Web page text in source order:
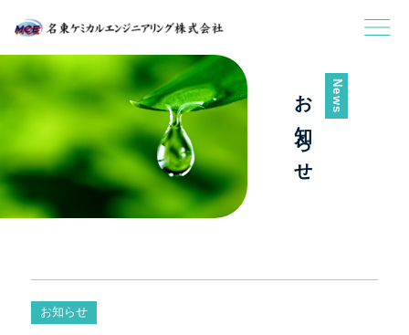
News
お知らせ
お知らせ